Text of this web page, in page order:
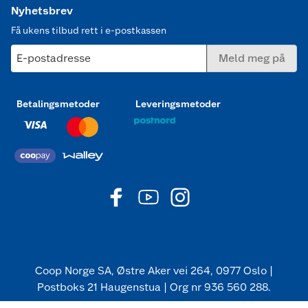
Nyhetsbrev
Få ukens tilbud rett i e-postkassen
E-postadresse Meld meg på
Betalingsmetoder Leveringsmetoder
Coop Norge SA, Østre Aker vei 264, 0977 Oslo |
Postboks 21 Haugenstua | Org nr 936 560 288.